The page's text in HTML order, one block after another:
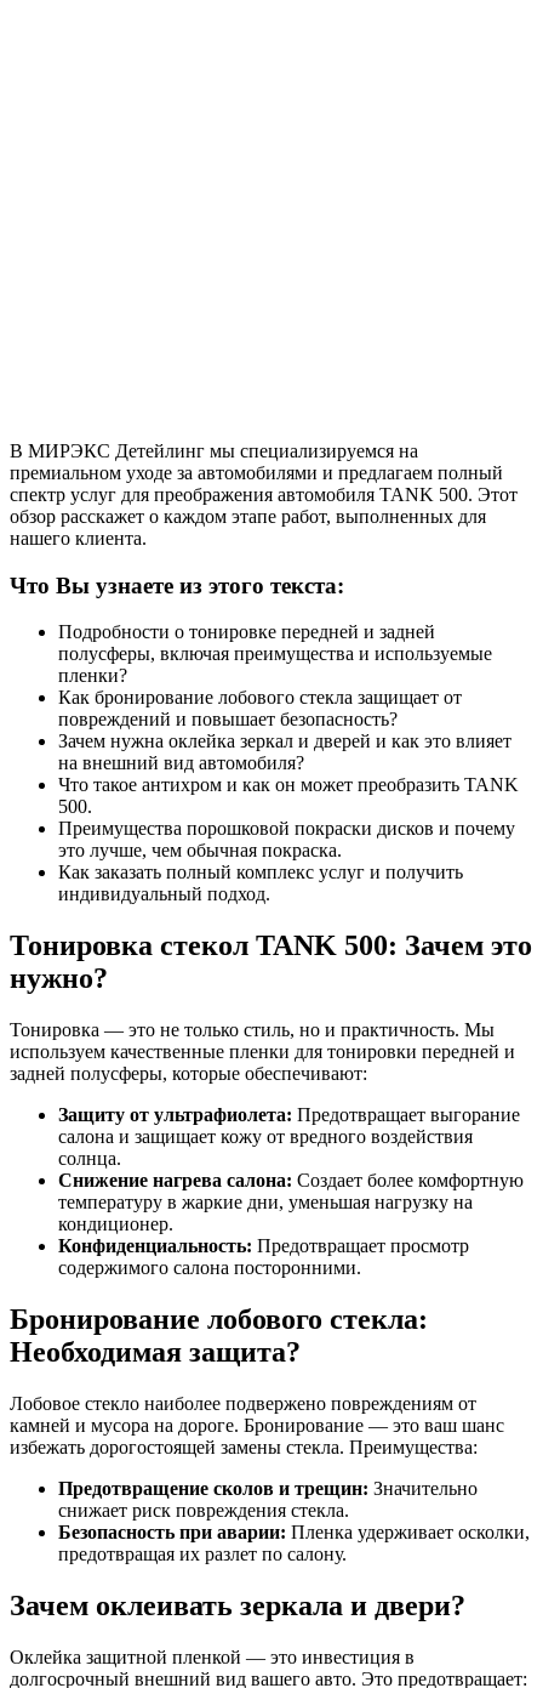
В МИРЭКС Детейлинг мы специализируемся на
премиальном уходе за автомобилями и предлагаем полный
спектр услуг для преображения автомобиля TANK 500. Этот
обзор расскажет о каждом этапе работ, выполненных для
нашего клиента.
Что Вы узнаете из этого текста:
Подробности о тонировке передней и задней
полусферы, включая преимущества и используемые
пленки?
Как бронирование лобового стекла защищает от
повреждений и повышает безопасность?
Зачем нужна оклейка зеркал и дверей и как это влияет
на внешний вид автомобиля?
Что такое антихром и как он может преобразить TANK
500.
Преимущества порошковой покраски дисков и почему
это лучше, чем обычная покраска.
Как заказать полный комплекс услуг и получить
индивидуальный подход.
Тонировка стекол TANK 500: Зачем это
нужно?
Тонировка — это не только стиль, но и практичность. Мы
используем качественные пленки для тонировки передней и
задней полусферы, которые обеспечивают:
Защиту от ультрафиолета: Предотвращает выгорание
салона и защищает кожу от вредного воздействия
солнца.
Снижение нагрева салона: Создает более комфортную
температуру в жаркие дни, уменьшая нагрузку на
кондиционер.
Конфиденциальность: Предотвращает просмотр
содержимого салона посторонними.
Бронирование лобового стекла:
Необходимая защита?
Лобовое стекло наиболее подвержено повреждениям от
камней и мусора на дороге. Бронирование — это ваш шанс
избежать дорогостоящей замены стекла. Преимущества:
Предотвращение сколов и трещин: Значительно
снижает риск повреждения стекла.
Безопасность при аварии: Пленка удерживает осколки,
предотвращая их разлет по салону.
Зачем оклеивать зеркала и двери?
Оклейка защитной пленкой — это инвестиция в
долгосрочный внешний вид вашего авто. Это предотвращает: